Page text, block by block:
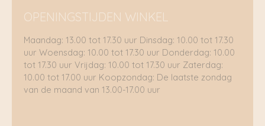
OPENINGSTIJDEN WINKEL
Maandag: 13.00 tot 17.30 uur Dinsdag: 10.00 tot 17.30
uur Woensdag: 10.00 tot 17.30 uur Donderdag: 10.00
tot 17.30 uur Vrijdag: 10.00 tot 17.30 uur Zaterdag:
10.00 tot 17.00 uur Koopzondag: De laatste zondag
van de maand van 13.00-17.00 uur